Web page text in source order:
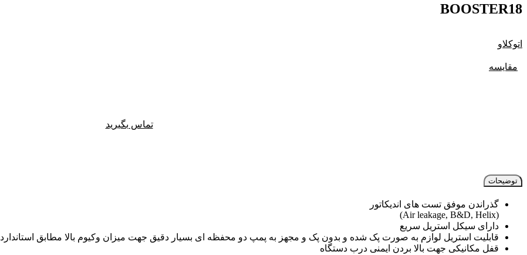
BOOSTER18
اتوکلاو
مقایسه
تماس بگیرید
توضیحات
گذراندن موفق تست های اندیکاتور
(Air leakage, B&D, Helix)
دارای سیکل استریل سریع
قابلیت استریل لوازم به صورت پک شده و بدون پک و مجهز به پمپ دو محفظه ای بسیار دقیق جهت میزان وکیوم بالا مطابق استاندارد DIN EN 13060
قفل مکانیکی جهت بالا بردن ایمنی درب دستگاه